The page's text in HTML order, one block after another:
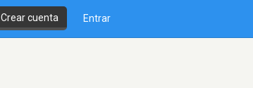
Crear cuenta Entrar